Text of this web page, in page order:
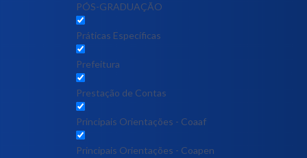
PÓS-GRADUAÇÃO
Práticas Específicas
Prefeitura
Prestação de Contas
Principais Orientações - Coaaf
Principais Orientações - Coapen